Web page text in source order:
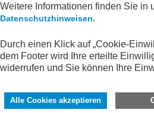
Fachkräftebedarfs kleiner und
Hierzu werden bundesweit
Ausbildungsplätze mit
Ausland sowie mit
Unternehmensberatungen zielt
Dabei fördern wir individuell
Weitere Informationen finden Sie in
Datenschutzhinweisen.
Durch einen Klick auf „Cookie-
dem Footer wird Ihre erteilte
widerrufen und Sie können Ihre
Alle Cookies akzeptieren